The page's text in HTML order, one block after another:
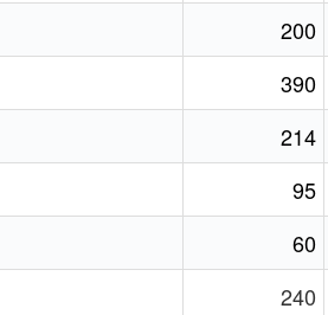
200
390
214
95
60
240